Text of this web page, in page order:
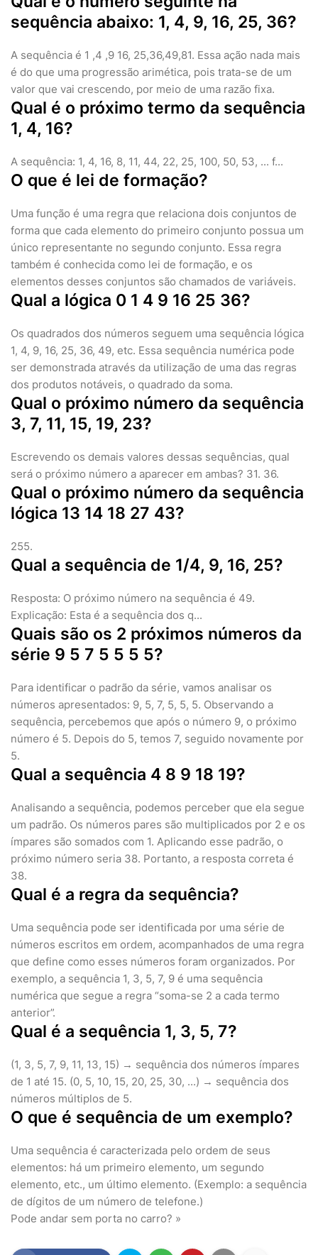
sequência abaixo: 1, 4, 9, 16, 25, 36?
A sequência é 1 ,4 ,9 16, 25,36,49,81. Essa ação nada mais
é do que uma progressão arimética, pois trata-se de um
valor que vai crescendo, por meio de uma razão fixa.
Qual é o próximo termo da sequência
1, 4, 16?
A sequência: 1, 4, 16, 8, 11, 44, 22, 25, 100, 50, 53, ... f...
O que é lei de formação?
Uma função é uma regra que relaciona dois conjuntos de
forma que cada elemento do primeiro conjunto possua um
único representante no segundo conjunto. Essa regra
também é conhecida como lei de formação, e os
elementos desses conjuntos são chamados de variáveis.
Qual a lógica 0 1 4 9 16 25 36?
Os quadrados dos números seguem uma sequência lógica
1, 4, 9, 16, 25, 36, 49, etc. Essa sequência numérica pode
ser demonstrada através da utilização de uma das regras
dos produtos notáveis, o quadrado da soma.
Qual o próximo número da sequência
3, 7, 11, 15, 19, 23?
Escrevendo os demais valores dessas sequências, qual
será o próximo número a aparecer em ambas? 31. 36.
Qual o próximo número da sequência
lógica 13 14 18 27 43?
255.
Qual a sequência de 1/4, 9, 16, 25?
Resposta: O próximo número na sequência é 49.
Explicação: Esta é a sequência dos q...
Quais são os 2 próximos números da
série 9 5 7 5 5 5 5?
Para identificar o padrão da série, vamos analisar os
números apresentados: 9, 5, 7, 5, 5, 5. Observando a
sequência, percebemos que após o número 9, o próximo
número é 5. Depois do 5, temos 7, seguido novamente por
5.
Qual a sequência 4 8 9 18 19?
Analisando a sequência, podemos perceber que ela segue
um padrão. Os números pares são multiplicados por 2 e os
ímpares são somados com 1. Aplicando esse padrão, o
próximo número seria 38. Portanto, a resposta correta é
38.
Qual é a regra da sequência?
Uma sequência pode ser identificada por uma série de
números escritos em ordem, acompanhados de uma regra
que define como esses números foram organizados. Por
exemplo, a sequência 1, 3, 5, 7, 9 é uma sequência
numérica que segue a regra “soma-se 2 a cada termo
anterior”.
Qual é a sequência 1, 3, 5, 7?
(1, 3, 5, 7, 9, 11, 13, 15) → sequência dos números ímpares
de 1 até 15. (0, 5, 10, 15, 20, 25, 30, ...) → sequência dos
números múltiplos de 5.
O que é sequência de um exemplo?
Uma sequência é caracterizada pelo ordem de seus
elementos: há um primeiro elemento, um segundo
elemento, etc., um último elemento. (Exemplo: a sequência
de dígitos de um número de telefone.)
Pode andar sem porta no carro? »